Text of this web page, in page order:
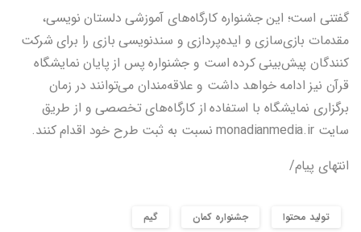
گفتنی است؛ این جشنواره کارگاه‌های آموزشی دلستان نویسی،
مقدمات بازی‌سازی و ایده‌پردازی و سندنویسی بازی را برای شرکت
کنندگان پیش‌بینی کرده است و جشنواره پس از پایان نمایشگاه
قرآن نیز ادامه خواهد داشت و علاقه‌مندان می‌توانند در زمان
برگزاری نمایشگاه با استفاده از کارگاه‌های تخصصی و از طریق
سایت monadianmedia.ir نسبت به ثبت طرح خود اقدام کنند.
انتهای پیام/
تولید محتوا جشنواره کمان
گیم